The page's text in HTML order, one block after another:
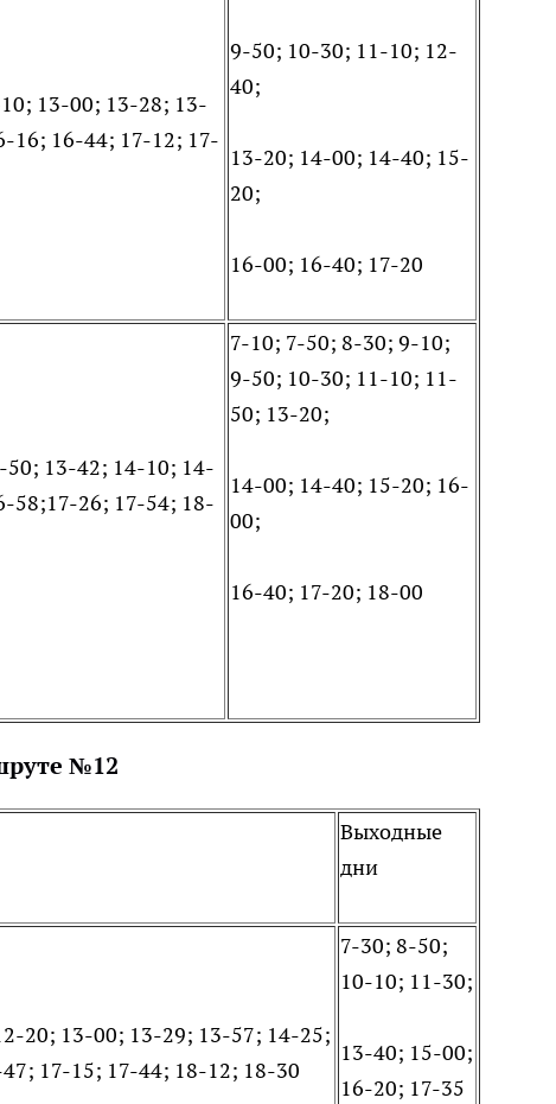
13-00; 13-28; 13-
16; 16-44; 17-12; 17-
9-50; 10-30; 11-10; 12-
40;
13-20; 14-00; 14-40; 15-
20;
16-00; 16-40; 17-20
13-42; 14-10; 14-
58;17-26; 17-54; 18-
7-10; 7-50; 8-30; 9-10;
9-50; 10-30; 11-10; 11-
50; 13-20;
14-00; 14-40; 15-20; 16-
00;
16-40; 17-20; 18-00
№12
Выходные
дни
20; 13-00; 13-29; 13-57; 14-25;
17-15; 17-44; 18-12; 18-30
7-30; 8-50;
10-10; 11-30;
13-40; 15-00;
16-20; 17-35